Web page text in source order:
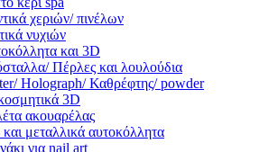
χεριών/ πινέλων
νυχιών
και 3D
Πέρλες και λουλούδια
Holograph/ Καθρέφτης/ powder
3D
ακουαρέλας
μεταλλικά αυτοκόλλητα
για nail art